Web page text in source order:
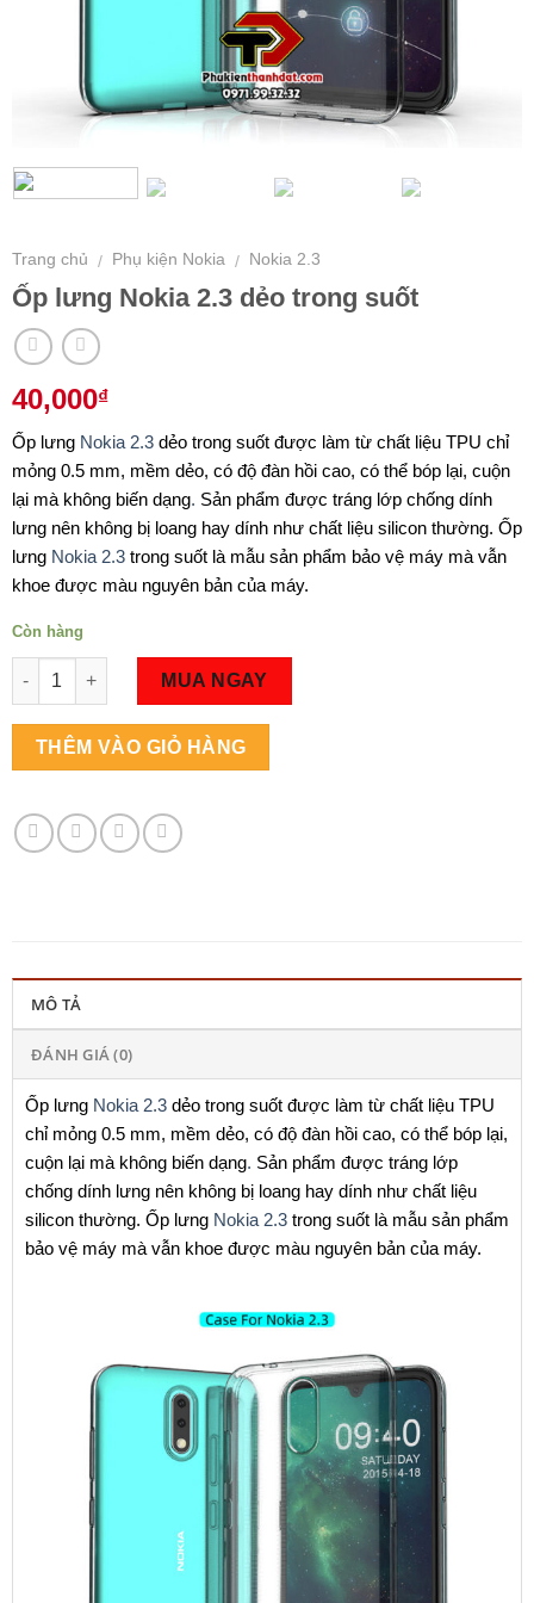
Trang chủ / Phụ kiện Nokia / Nokia 2.3
Ốp lưng Nokia 2.3 dẻo trong suốt
40,000₫
Ốp lưng Nokia 2.3 dẻo trong suốt được làm từ chất liệu TPU chỉ
mỏng 0.5 mm, mềm dẻo, có độ đàn hồi cao, có thể bóp lại, cuộn
lại mà không biến dạng. Sản phẩm được tráng lớp chống dính
lưng nên không bị loang hay dính như chất liệu silicon thường. Ốp
lưng Nokia 2.3 trong suốt là mẫu sản phẩm bảo vệ máy mà vẫn
khoe được màu nguyên bản của máy.
Còn hàng
Số lượng
MUA NGAY
THÊM VÀO GIỎ HÀNG
MÔ TẢ
ĐÁNH GIÁ (0)
Ốp lưng Nokia 2.3 dẻo trong suốt được làm từ chất liệu TPU
chỉ mỏng 0.5 mm, mềm dẻo, có độ đàn hồi cao, có thể bóp lại,
cuộn lại mà không biến dạng. Sản phẩm được tráng lớp
chống dính lưng nên không bị loang hay dính như chất liệu
silicon thường. Ốp lưng Nokia 2.3 trong suốt là mẫu sản phẩm
bảo vệ máy mà vẫn khoe được màu nguyên bản của máy.